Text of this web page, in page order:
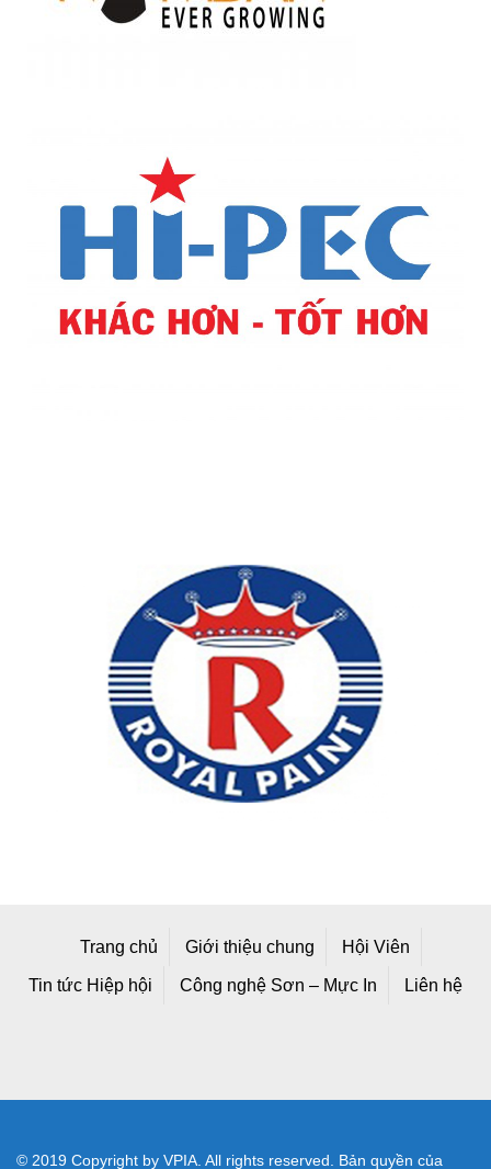
Trang chủ Giới thiệu chung Hội Viên
Tin tức Hiệp hội Công nghệ Sơn – Mực In Liên hệ
© 2019 Copyright by VPIA. All rights reserved. Bản quyền của